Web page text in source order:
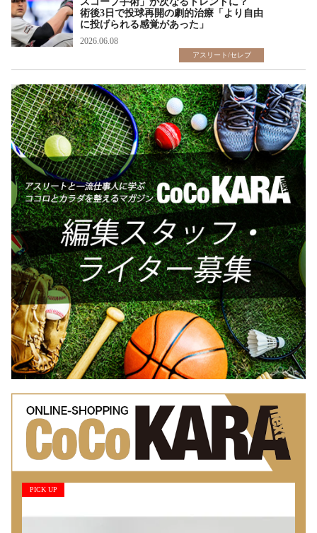
術後3日で投球再開の劇的治療「より自由
に投げられる感覚があった」
2026.06.08
アスリート/セレブ
PICK UP